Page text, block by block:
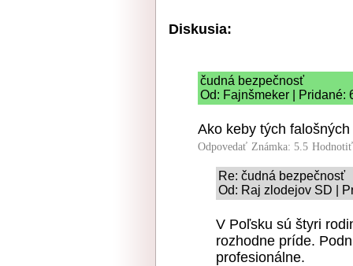
Diskusia:
čudná bezpečnosť
Od: Fajnšmeker | Pridané:
Ako keby tých
Odpovedať Známka: 5.5
Re: čudná bezpečnosť
Od: Raj zlodejov SD |
V Poľsku sú štyri
rozhodne príde.
profesionálne.